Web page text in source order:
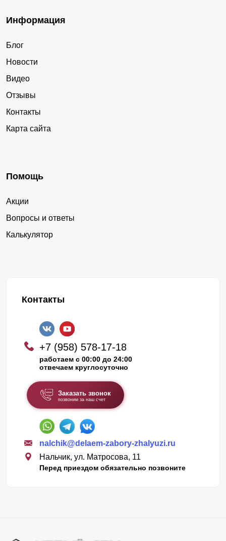
Информация
Блог
Новости
Видео
Отзывы
Контакты
Карта сайта
Помощь
Акции
Вопросы и ответы
Калькулятор
Контакты
+7 (958) 578-17-18
работаем с 00:00 до 24:00
отвечаем круглосуточно
Заказать звонок
позвоним за наш счет
nalchik@delaem-zabory-zhalyuzi.ru
Нальчик, ул. Матросова, 11
Перед приездом обязательно позвоните